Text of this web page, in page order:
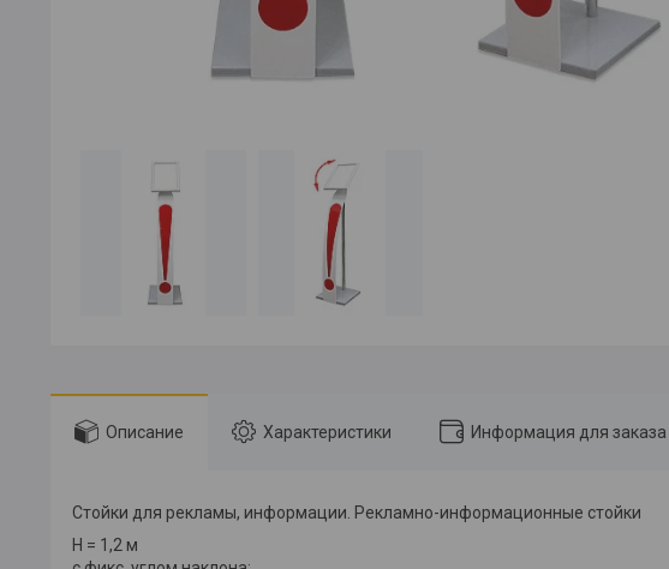
Описание Характеристики Информация для заказа
Стойки для рекламы, информации. Рекламно-информационные стойки
H = 1,2 м